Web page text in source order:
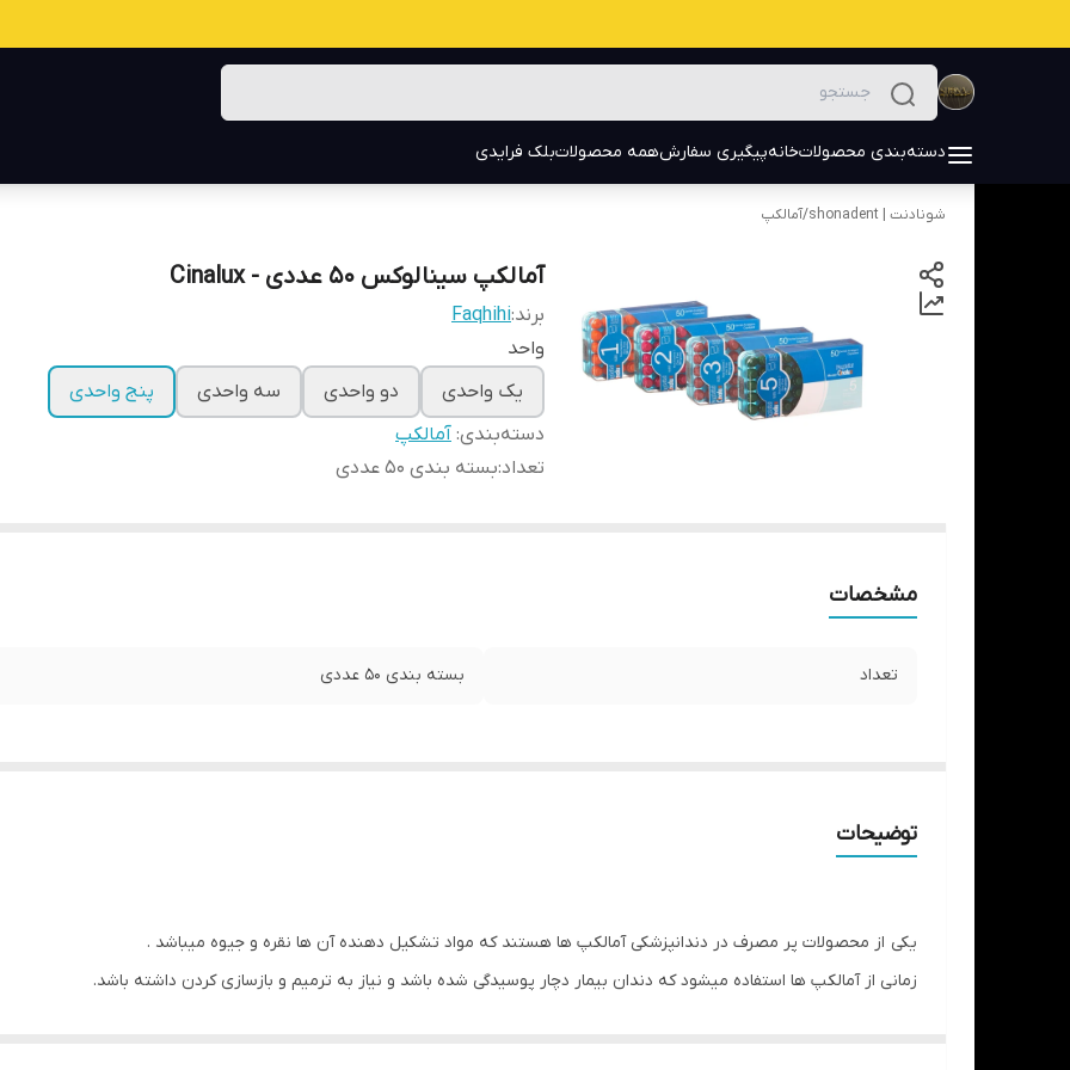
دسته‌بندی محصولاتخانهپیگیری سفارشهمه محصولاتبلک فرایدی
شونادنت | shonadent /آمالکپ
آمالکپ سینالوکس ۵۰ عددی - Cinalux
برند:Faqhihi
واحد
یک واحدی
دو واحدی سه واحدی
پنج واحدی
دسته‌بندی: آمالکپ
تعداد:بسته بندی ۵۰ عددی
مشخصات
تعداد بسته بندی ۵۰ عددی
توضیحات
یکی از محصولات پر مصرف در دندانپزشکی آمالکپ ها هستند که مواد تشکیل دهنده آن ها نقره و جیوه میباشد .
زمانی از آمالکپ ها استفاده میشود که دندان بیمار دچار پوسیدگی شده باشد و نیاز به ترمیم و بازسازی کردن داشته باشد.